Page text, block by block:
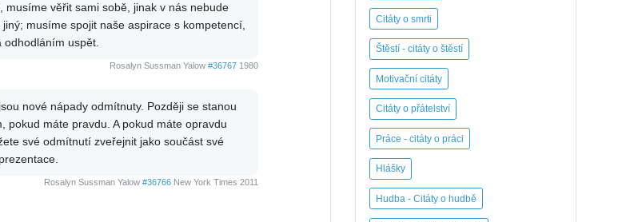
musíme věřit sami sobě, jinak v nás nebude
musíme spojit naše aspirace s kompetencí,
odhodláním uspět.
Rosalyn Sussman Yalow #367671980
nové nápady odmítnuty. Později se stanou
pokud máte pravdu. A pokud máte opravdu
své odmítnutí zveřejnit jako součást své
Rosalyn Sussman Yalow #36766New York Times 2011
Citáty o smrti
Štěstí - citáty o štěstí
Motivační citáty
Citáty o přátelství
Práce - citáty o práci
Hlášky
Hudba - Citáty o hudbě